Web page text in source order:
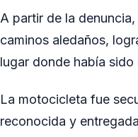
A partir de la
caminos aledaños,
lugar donde había sido
La motocicleta fue
reconocida y